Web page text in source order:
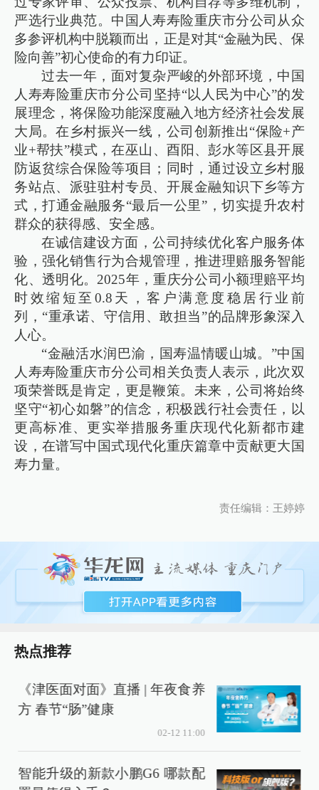
严选行业典范。中国人寿寿险重庆市分公司从众
多参评机构中脱颖而出，正是对其“金融为民、保
险向善”初心使命的有力印证。
过去一年，面对复杂严峻的外部环境，中国
人寿寿险重庆市分公司坚持“以人民为中心”的发
展理念，将保险功能深度融入地方经济社会发展
大局。在乡村振兴一线，公司创新推出“保险+产
业+帮扶”模式，在巫山、酉阳、彭水等区县开展
防返贫综合保险等项目；同时，通过设立乡村服
务站点、派驻驻村专员、开展金融知识下乡等方
式，打通金融服务“最后一公里”，切实提升农村
群众的获得感、安全感。
在诚信建设方面，公司持续优化客户服务体
验，强化销售行为合规管理，推进理赔服务智能
化、透明化。2025年，重庆分公司小额理赔平均
时效缩短至0.8天，客户满意度稳居行业前
列，“重承诺、守信用、敢担当”的品牌形象深入
人心。
“金融活水润巴渝，国寿温情暖山城。”中国
人寿寿险重庆市分公司相关负责人表示，此次双
项荣誉既是肯定，更是鞭策。未来，公司将始终
坚守“初心如磐”的信念，积极践行社会责任，以
更高标准、更实举措服务重庆现代化新都市建
设，在谱写中国式现代化重庆篇章中贡献更大国
寿力量。
责任编辑：王婷婷
热点推荐
《津医面对面》直播 | 年夜食养
方 春节“肠”健康
02-12 11:00
智能升级的新款小鹏G6 哪款配